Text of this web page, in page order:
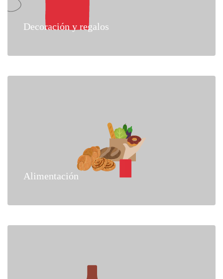
Decoración y regalos
Alimentación